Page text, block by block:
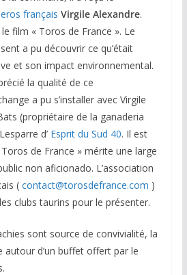
français Virgile Alexandre.
film « Toros de France ». Le
a pu découvrir ce qu’était
et son impact environnemental.
la qualité de ce
a pu s’installer avec Virgile
(propriétaire de la ganaderia
d’ Esprit du Sud 40. Il est
de France » mérite une large
non aficionado. L’association
( contact@torosdefrance.com )
clubs taurins pour le présenter.
sont source de convivialité, la
autour d’un buffet offert par le